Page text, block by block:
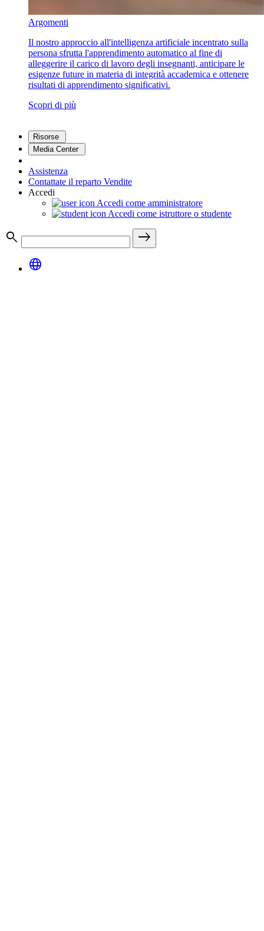
Argomenti
Il nostro approccio all'intelligenza artificiale incentrato sulla
persona sfrutta l'apprendimento automatico al fine di
alleggerire il carico di lavoro degli insegnanti, anticipare le
esigenze future in materia di integrità accademica e ottenere
risultati di apprendimento significativi.
Scopri di più
Risorse
Media Center
Assistenza
Contattate il reparto Vendite
Accedi
Accedi come amministratore
Accedi come istruttore o studente
search
east
language